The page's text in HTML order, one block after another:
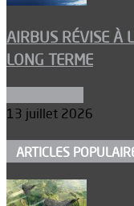
AIRBUS RÉVISE À
LONG TERME
13 juillet 2026
ARTICLES